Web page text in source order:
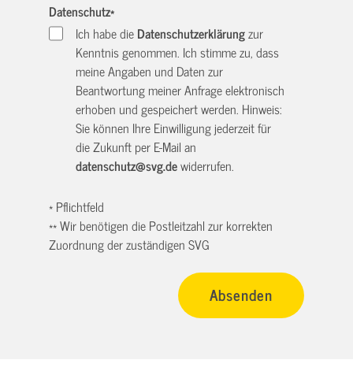
Datenschutz*
Ich habe dieDatenschutzerklärungzur
Kenntnis genommen. Ich stimme zu, dass
meine Angaben und Daten zur
Beantwortung meiner Anfrage elektronisch
erhoben und gespeichert werden. Hinweis:
Sie können Ihre Einwilligung jederzeit für
die Zukunft per E-Mail an
datenschutz@svg.dewiderrufen.
* Pflichtfeld
** Wir benötigen die Postleitzahl zur korrekten
Zuordnung der zuständigen SVG